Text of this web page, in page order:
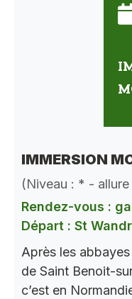
IMMERSION
(Niveau : * -
Rendez-vous :
Départ : St
Après les
de Saint Benoit-
c’est en